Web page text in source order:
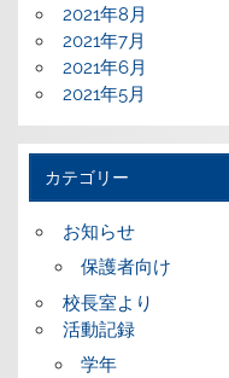
2021年8月
2021年7月
2021年6月
2021年5月
カテゴリー
お知らせ
保護者向け
校長室より
活動記録
学年